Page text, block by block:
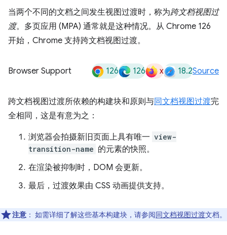
当两个不同的文档之间发生视图过渡时，称为跨文档视图过
渡。多页应用 (MPA) 通常就是这种情况。从 Chrome 126
开始，Chrome 支持跨文档视图过渡。
Browser Support 126 126 x 18.2Source
跨文档视图过渡所依赖的构建块和原则与同文档视图过渡完
全相同，这是有意为之：
浏览器会拍摄新旧页面上具有唯一 view-
transition-name 的元素的快照。
在渲染被抑制时，DOM 会更新。
最后，过渡效果由 CSS 动画提供支持。
注意 ： 如需详细了解这些基本构建块，请参阅同文档视图过渡文档。